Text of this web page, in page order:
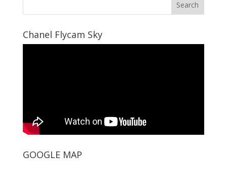
Chanel Flycam Sky
GOOGLE MAP